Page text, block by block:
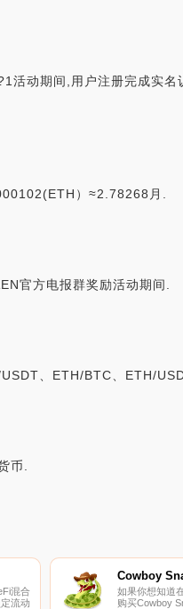
动期间,用户注册完成实名
）≈2.78268月.
官方电报群奖励活动期间.
、ETH/BTC、ETH/
币.
混合
流动
Cowboy
如果你想知道
购买Cowboy